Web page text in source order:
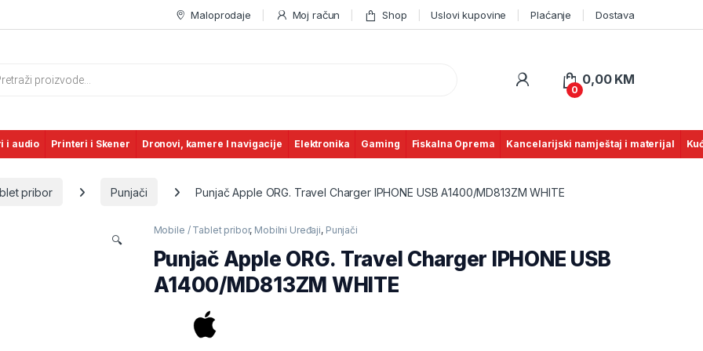
Maloprodaje Moj račun Shop Uslovi kupovine Plaćanje Dostava
search
0
0,00 KM
i audio Printeri i Skener Dronovi, kamere I navigacije Elektronika Gaming Fiskalna Oprema Kancelarijski namještaj i materijal
pribor Punjači Punjač Apple ORG. Travel Charger IPHONE USB A1400/MD813ZM WHITE
🔍
Mobile / Tablet pribor, Mobilni Uređaji, Punjači
Punjač Apple ORG. Travel Charger IPHONE USB
A1400/MD813ZM WHITE